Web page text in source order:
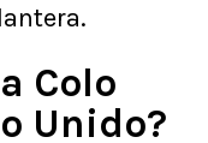
Colo
Unido?